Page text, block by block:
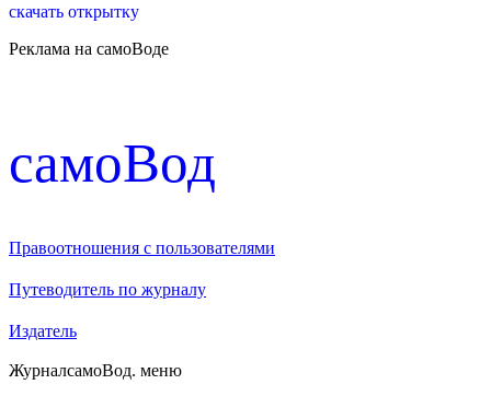
скачать открытку
Реклама на самоВоде
cамоВод
Правоотношения с пользователями
Путеводитель по журналу
Издатель
ЖурналсамоВод. меню